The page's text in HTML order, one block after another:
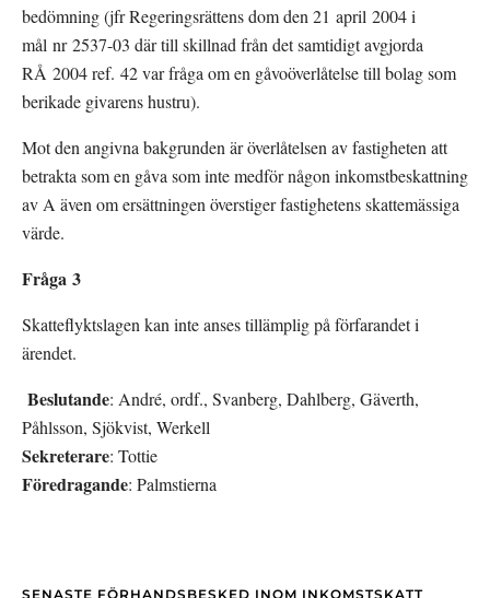
bedömning (jfr Regeringsrättens dom den 21 april 2004 i
mål nr 2537-03 där till skillnad från det samtidigt avgjorda
RÅ 2004 ref. 42 var fråga om en gåvoöverlåtelse till bolag som
berikade givarens hustru).
Mot den angivna bakgrunden är överlåtelsen av fastigheten att
betrakta som en gåva som inte medför någon inkomstbeskattning
av A även om ersättningen överstiger fastighetens skattemässiga
värde.
Fråga 3
Skatteflyktslagen kan inte anses tillämplig på förfarandet i
ärendet.
Beslutande: André, ordf., Svanberg, Dahlberg, Gäverth,
Påhlsson, Sjökvist, Werkell
Sekreterare: Tottie
Föredragande: Palmstierna
SENASTE FÖRHANDSBESKED INOM INKOMSTSKATT